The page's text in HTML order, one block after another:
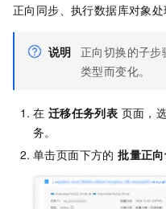
正向同步、执行数据库对象处
说明
正向切换的子
类型而变化。
在 迁移任务列表 页面，
务。
单击页面下方的批量正